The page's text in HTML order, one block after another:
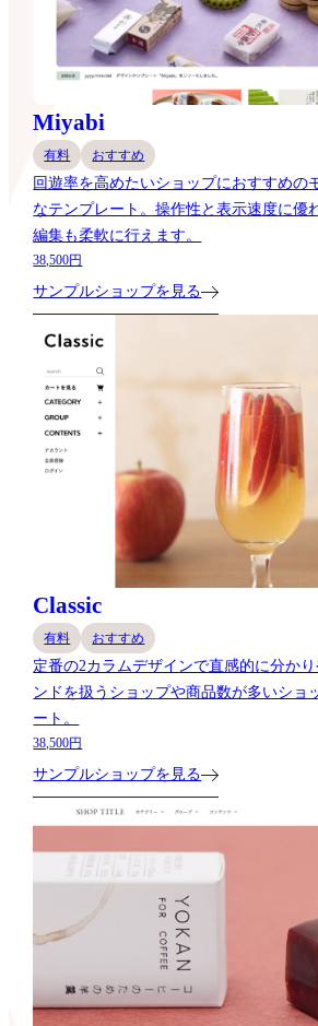
Miyabi
有料 おすすめ
回遊率を高めたいショップにおすすめの
なテンプレート。操作性と表示速度に優
編集も柔軟に行えます。
38,500円
サンプルショップを見る
Classic
有料 おすすめ
定番の2カラムデザインで直感的に分か
ンドを扱うショップや商品数が多いショ
ート。
38,500円
サンプルショップを見る